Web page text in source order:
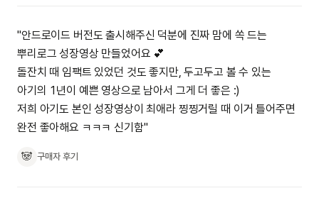
"안드로이드 버전도 출시해주신 덕분에 진짜 맘에 쏙 드는
뿌리로그 성장영상 만들었어요 💕
돌잔치 때 임팩트 있었던 것도 좋지만, 두고두고 볼 수 있는
아기의 1년이 예쁜 영상으로 남아서 그게 더 좋은 :)
저희 아기도 본인 성장영상이 최애라 찡찡거릴 때 이거 틀어주면
완전 좋아해요 ㅋㅋㅋ 신기함"
🐼 구매자 후기